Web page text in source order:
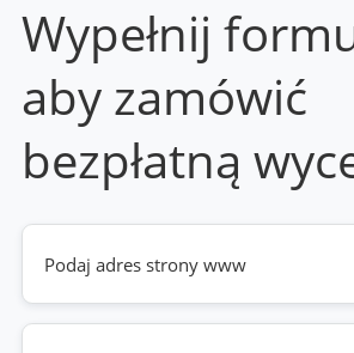
Wypełnij
aby zamówić
bezpłatną
Twoja
strona
www
(wymagane)
Telefon